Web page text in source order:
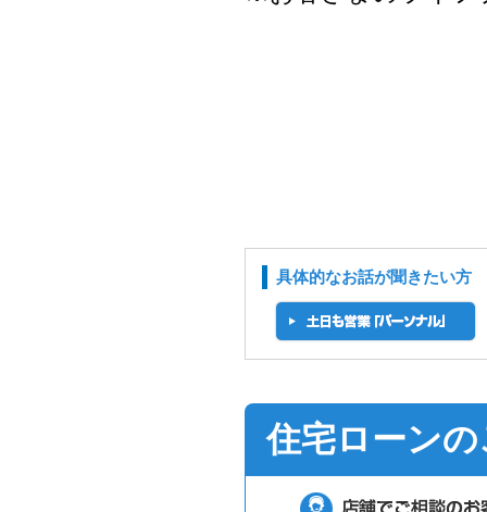
具体的なお話が聞きたい方
住宅ローン